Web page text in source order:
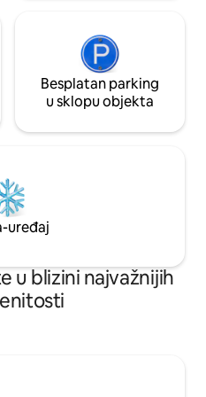
Besplatan parking
u sklopu objekta
uređaj
u blizini najvažnijih